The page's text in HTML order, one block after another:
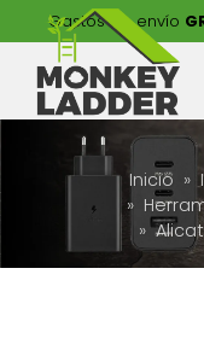
Gastos de envío
Inicio